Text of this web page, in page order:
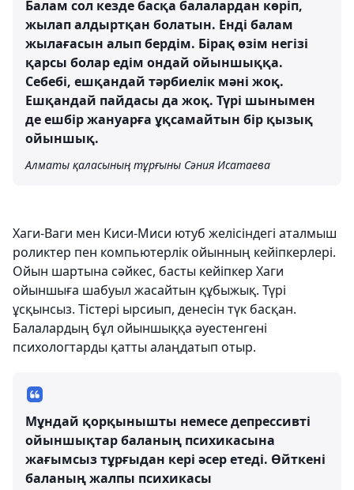
Балам сол кезде басқа балалардан көріп,
жылап алдыртқан болатын. Енді балам
жылағасын алып бердім. Бірақ өзім негізі
қарсы болар едім ондай ойыншыққа.
Себебі, ешқандай тәрбиелік мәні жоқ.
Ешқандай пайдасы да жоқ. Түрі шынымен
де ешбір жануарға ұқсамайтын бір қызық
ойыншық.
Алматы қаласының тұрғыны Сәния Исатаева
Хаги-Ваги мен Киси-Миси ютуб желісіндегі аталмыш
роликтер пен компьютерлік ойынның кейіпкерлері.
Ойын шартына сәйкес, басты кейіпкер Хаги
ойыншыға шабуыл жасайтын құбыжық. Түрі
ұсқынсыз. Тістері ырсиып, денесін түк басқан.
Балалардың бұл ойыншыққа әуестенгені
психологтарды қатты алаңдатып отыр.
Мұндай қорқынышты немесе депрессивті
ойыншықтар баланың психикасына
жағымсыз тұрғыдан кері әсер етеді. Өйткені
баланың жалпы психикасы